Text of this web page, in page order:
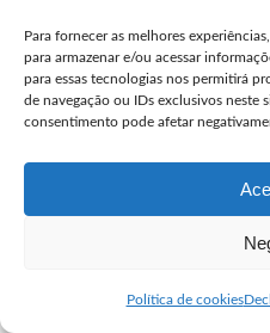
Para fornecer as melhores
para armazenar e/ou acessar
para essas tecnologias nos permitirá
de navegação ou IDs exclusivos neste
consentimento pode afetar
Política de cookies